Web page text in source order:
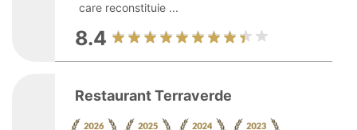
care reconstituie ...
8.4
Restaurant Terraverde